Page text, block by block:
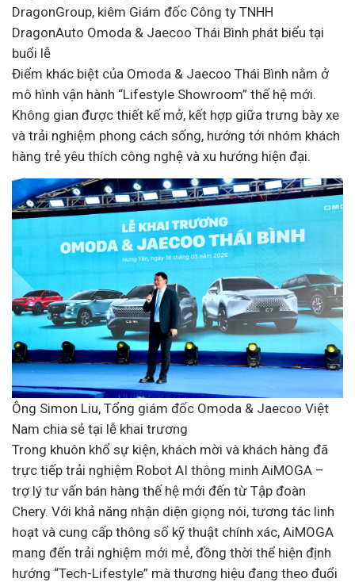
DragonGroup, kiêm Giám đốc Công ty TNHH
DragonAuto Omoda & Jaecoo Thái Bình phát biểu tại
buổi lễ
Điểm khác biệt của Omoda & Jaecoo Thái Bình nằm ở
mô hình vận hành “Lifestyle Showroom” thế hệ mới.
Không gian được thiết kế mở, kết hợp giữa trưng bày xe
và trải nghiệm phong cách sống, hướng tới nhóm khách
hàng trẻ yêu thích công nghệ và xu hướng hiện đại.
Ông Simon Liu, Tổng giám đốc Omoda & Jaecoo Việt
Nam chia sẻ tại lễ khai trương
Trong khuôn khổ sự kiện, khách mời và khách hàng đã
trực tiếp trải nghiệm Robot AI thông minh AiMOGA –
trợ lý tư vấn bán hàng thế hệ mới đến từ Tập đoàn
Chery. Với khả năng nhận diện giọng nói, tương tác linh
hoạt và cung cấp thông số kỹ thuật chính xác, AiMOGA
mang đến trải nghiệm mới mẻ, đồng thời thể hiện định
hướng “Tech-Lifestyle” mà thương hiệu đang theo đuổi